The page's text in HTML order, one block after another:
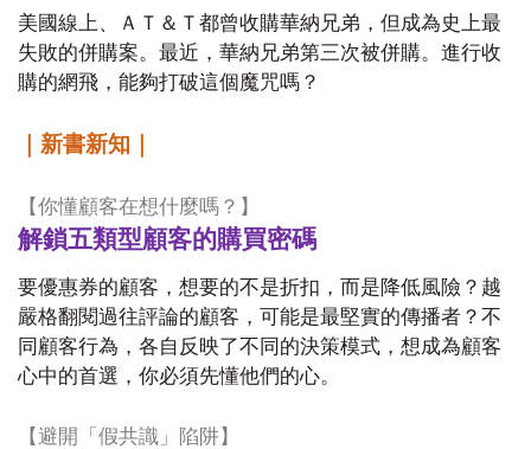
美國線上、ＡＴ＆Ｔ都曾收購華納兄弟，但成為史上最
失敗的併購案。最近，華納兄弟第三次被併購。進行收
購的網飛，能夠打破這個魔咒嗎？
｜新書新知｜
【你懂顧客在想什麼嗎？】
解鎖五類型顧客的購買密碼
要優惠券的顧客，想要的不是折扣，而是降低風險？越
嚴格翻閱過往評論的顧客，可能是最堅實的傳播者？不
同顧客行為，各自反映了不同的決策模式，想成為顧客
心中的首選，你必須先懂他們的心。
【避開「假共識」陷阱】